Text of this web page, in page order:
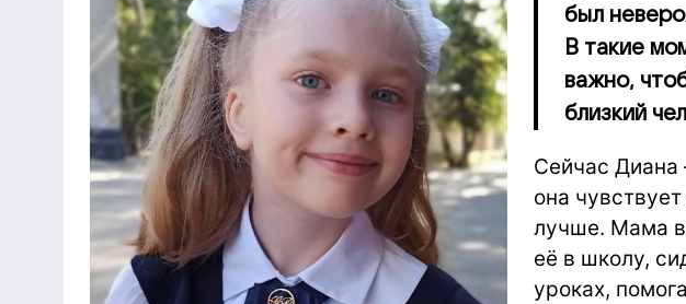
был
В такие
важно,
близкий
Сейчас Диана
она
лучше. Мама
её в школу,
уроках,